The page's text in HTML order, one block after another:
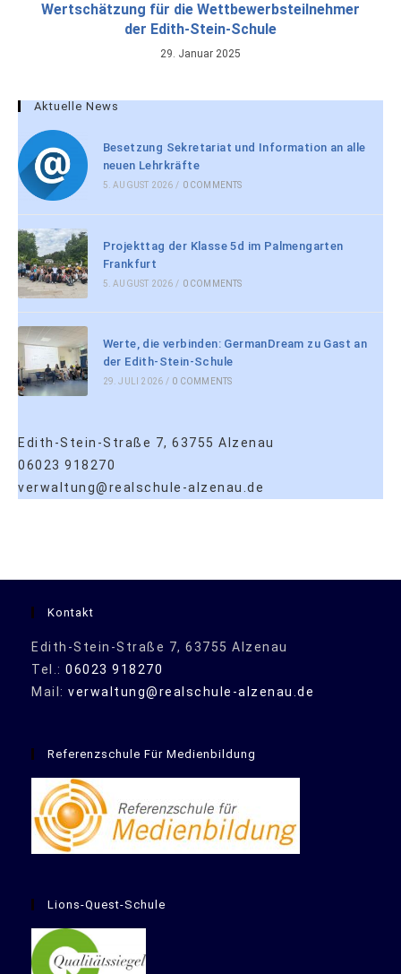
Wertschätzung für die Wettbewerbsteilnehmer
der Edith-Stein-Schule
29. Januar 2025
Aktuelle News
Besetzung Sekretariat und Information an alle
neuen Lehrkräfte
5. AUGUST 2026 / 0 COMMENTS
Projekttag der Klasse 5d im Palmengarten
Frankfurt
5. AUGUST 2026 / 0 COMMENTS
Werte, die verbinden: GermanDream zu Gast an
der Edith-Stein-Schule
29. JULI 2026 / 0 COMMENTS
Edith-Stein-Straße 7, 63755 Alzenau
06023 918270
verwaltung@realschule-alzenau.de
Kontakt
Edith-Stein-Straße 7, 63755 Alzenau
Tel.: 06023 918270
Mail: verwaltung@realschule-alzenau.de
Referenzschule Für Medienbildung
Lions-Quest-Schule